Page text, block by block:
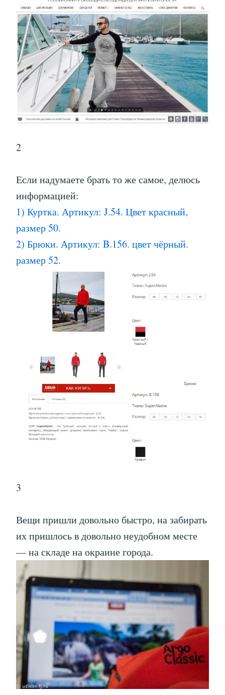
2
Если надумаете брать то же самое, делюсь
информацией:
1) Куртка. Артикул: J.54. Цвет красный,
размер 50.
2) Брюки. Артикул: B.156. цвет чёрный.
размер 52.
3
Вещи пришли довольно быстро, на забирать
их пришлось в довольно неудобном месте
— на складе на окраине города.